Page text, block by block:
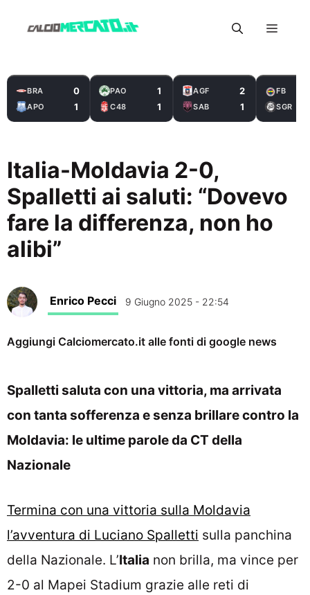
Menu
BRA 0
APO 1
PAO 1
C48 1
AGF 2
SAB 1
FB
SGR
Italia-Moldavia 2-0,
Spalletti ai saluti: “Dovevo
fare la differenza, non ho
alibi”
Enrico Pecci 9 Giugno 2025 - 22:54
Aggiungi Calciomercato.it alle fonti di google news
Spalletti saluta con una vittoria, ma arrivata
con tanta sofferenza e senza brillare contro la
Moldavia: le ultime parole da CT della
Nazionale
Termina con una vittoria sulla Moldavia
l’avventura di Luciano Spalletti sulla panchina
della Nazionale. L’Italia non brilla, ma vince per
2-0 al Mapei Stadium grazie alle reti di